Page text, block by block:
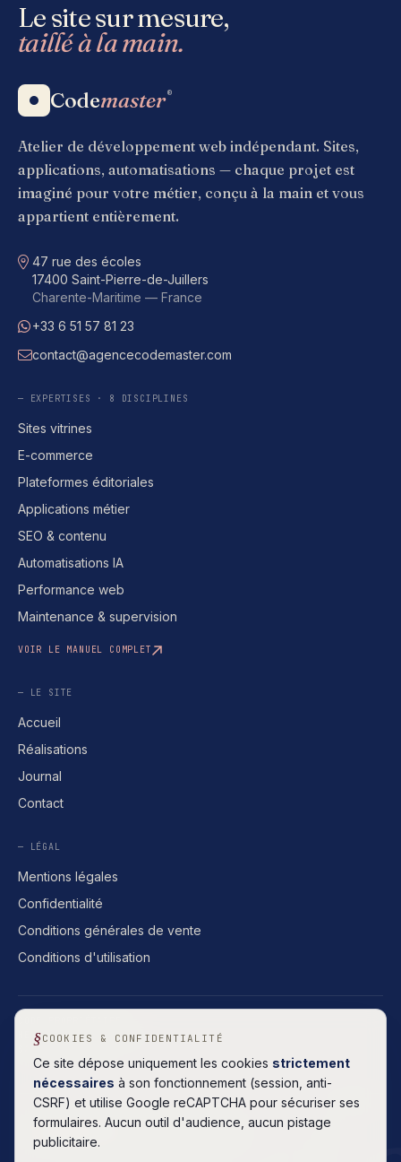
Le site sur mesure,
taillé à la main.
Codemaster®
Atelier de développement web indépendant. Sites,
applications, automatisations — chaque projet est
imaginé pour votre métier, conçu à la main et vous
appartient entièrement.
Adresse
47 rue des écoles
17400 Saint-Pierre-de-Juillers
Charente-Maritime — France
WhatsApp
+33 6 51 57 81 23
E-mailcontact@agencecodemaster.com
— EXPERTISES · 8 DISCIPLINES
Sites vitrines
E-commerce
Plateformes éditoriales
Applications métier
SEO & contenu
Automatisations IA
Performance web
Maintenance & supervision
VOIR LE MANUEL COMPLET
— LE SITE
Accueil
Réalisations
Journal
Contact
— LÉGAL
Mentions légales
Confidentialité
Conditions générales de vente
Conditions d'utilisation
HÉBERGEMENT FRANÇAIS
5.0 Lire
COOKIES & CONFIDENTIALITÉ
Ce site dépose uniquement les cookies strictement
nécessaires à son fonctionnement (session, anti-
CSRF) et utilise Google reCAPTCHA pour sécuriser ses
formulaires. Aucun outil d'audience, aucun pistage
publicitaire.